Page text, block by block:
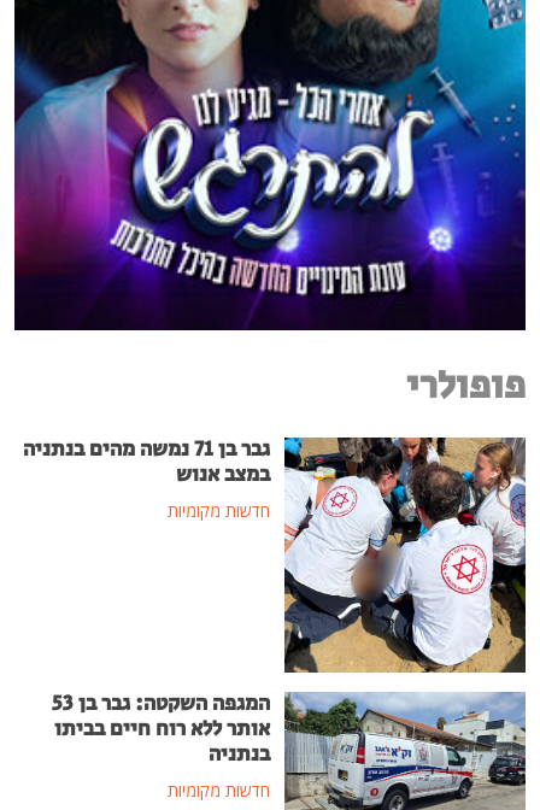
פופולרי
גבר בן 71 נמשה מהים בנתניה
במצב אנוש
חדשות מקומיות
המגפה השקטה: גבר בן 53
אותר ללא רוח חיים בביתו
בנתניה
חדשות מקומיות